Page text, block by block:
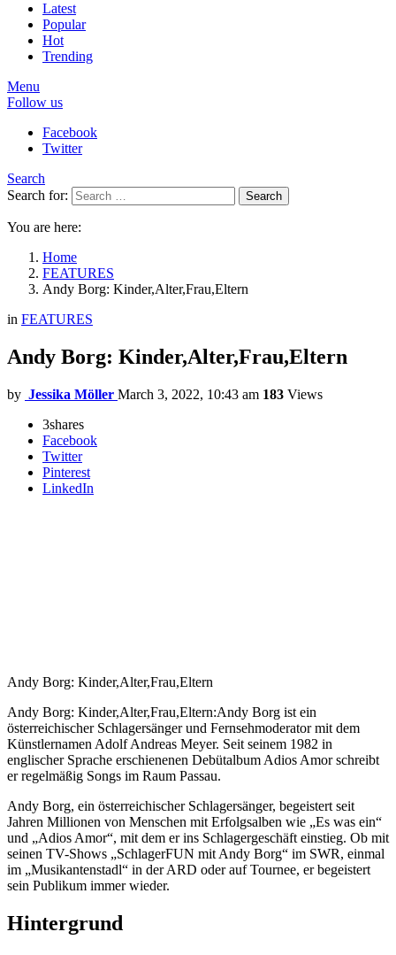
Latest
Popular
Hot
Trending
Menu
Follow us
Facebook
Twitter
Search
Search for:
Search
You are here:
Home
FEATURES
Andy Borg: Kinder,Alter,Frau,Eltern
in FEATURES
Andy Borg: Kinder,Alter,Frau,Eltern
by Jessika Möller March 3, 2022, 10:43 am 183 Views
3shares
Facebook
Twitter
Pinterest
LinkedIn
Andy Borg: Kinder,Alter,Frau,Eltern
Andy Borg: Kinder,Alter,Frau,Eltern:Andy Borg ist ein
österreichischer Schlagersänger und Fernsehmoderator mit dem
Künstlernamen Adolf Andreas Meyer. Seit seinem 1982 in
englischer Sprache erschienenen Debütalbum Adios Amor schreibt
er regelmäßig Songs im Raum Passau.
Andy Borg, ein österreichischer Schlagersänger, begeistert seit
Jahren Millionen von Menschen mit Erfolgsalben wie „Es was ein“
und „Adios Amor“, mit dem er ins Schlagergeschäft einstieg. Ob mit
seinen TV-Shows „SchlagerFUN mit Andy Borg“ im SWR, einmal
im „Musikantenstadl“ in der ARD oder auf Tournee, er begeistert
sein Publikum immer wieder.
Hintergrund